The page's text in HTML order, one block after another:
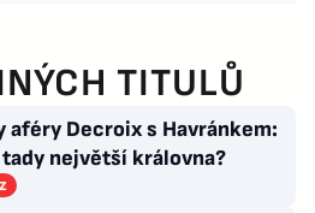
TITULŮ
aféry Decroix s Havránkem:
tady největší královna?